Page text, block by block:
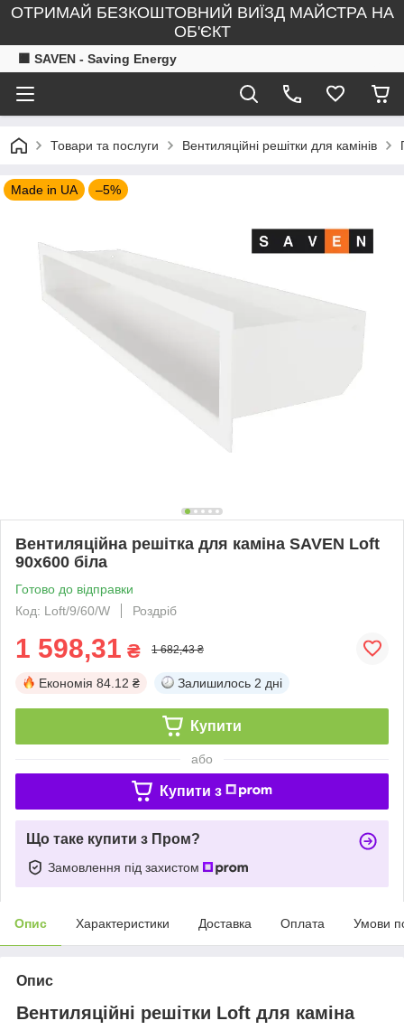
ОТРИМАЙ БЕЗКОШТОВНИЙ ВИЇЗД МАЙСТРА НА
ОБ'ЄКТ
🟧 SAVEN - Saving Energy
Товари та послуги Вентиляційні решітки для камінів
Made in UA –5%
Вентиляційна решітка для каміна SAVEN Loft
90х600 біла
Готово до відправки
Код: Loft/9/60/W
Роздріб
1 598,31 ₴ 1 682,43 ₴
Економія 84.12 ₴ Залишилось 2 дні
Купити
або
Купити з
Що таке купити з Пром?
Замовлення під захистом
Опис Характеристики Доставка Оплата Умови
Опис
Вентиляційні решітки Loft для каміна